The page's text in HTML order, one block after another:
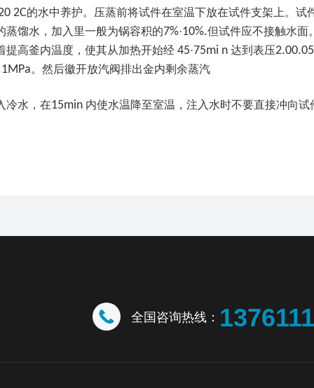
2C的水中养护。压蒸前将试件在室温下放在试件支架上。试
蒸馏水，加入里一般为锅容积的7%·10%.但试件应不接触水面
提高釜内温度，使其从加热开始经 45·75mi n 达到表压
。然后徽开放汽阀排出金内剩余蒸汽
冷水，在15min 内使水温降至室温，注入水时不要直接冲向试
全国咨询热线：